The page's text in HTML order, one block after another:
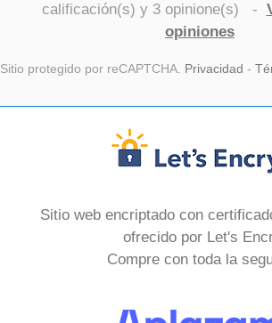
calificación(s) y 3opinione(s) -
opiniones
Sitio protegido por reCAPTCHA. Privacidad -
Sitio web encriptado con
ofrecido por Let's
Compre con toda la